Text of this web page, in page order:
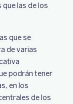
las de los
que se
de varias
podrán tener
en los
de los